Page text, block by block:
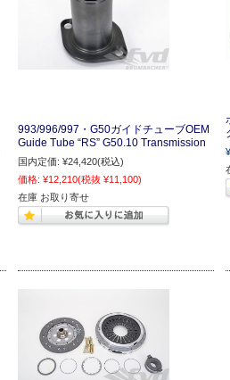
993/996/997・G50ガイドチューブOEM
Guide Tube “RS” G50.10 Transmission
国内定価: ¥24,420(税込)
価格: ¥12,210(税抜 ¥11,100)
在庫 お取り寄せ